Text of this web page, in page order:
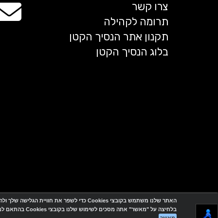
צרו קשר
תרומה לקהילה
תקנון אתר הנסיך הקטן
בלוג הנסיך הקטן
האתר שלנו משתמש בקובצי Cookies כדי לשפר את חוויית הגלישה שלך ולהתאים עבורך תכנים ושירותים.
בלחיצה על "מאשר" אתה מסכים לשימוש שלנו בקובצי Cookies בהתאם למדיניות הפרטיות.